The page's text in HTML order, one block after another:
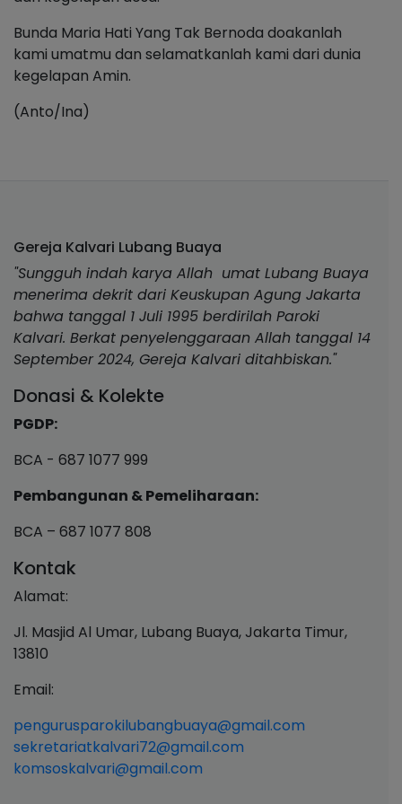
Bunda Maria Hati Yang Tak Bernoda doakanlah
kami umatmu dan selamatkanlah kami dari dunia
kegelapan Amin.
(Anto/Ina)
Gereja Kalvari Lubang Buaya
"Sungguh indah karya Allah umat Lubang Buaya
menerima dekrit dari Keuskupan Agung Jakarta
bahwa tanggal 1 Juli 1995 berdirilah Paroki
Kalvari. Berkat penyelenggaraan Allah tanggal 14
September 2024, Gereja Kalvari ditahbiskan."
Donasi & Kolekte
PGDP:
BCA - 687 1077 999
Pembangunan & Pemeliharaan:
BCA – 687 1077 808
Kontak
Alamat:
Jl. Masjid Al Umar, Lubang Buaya, Jakarta Timur,
13810
Email:
pengurusparokilubangbuaya@gmail.com
sekretariatkalvari72@gmail.com
komsoskalvari@gmail.com